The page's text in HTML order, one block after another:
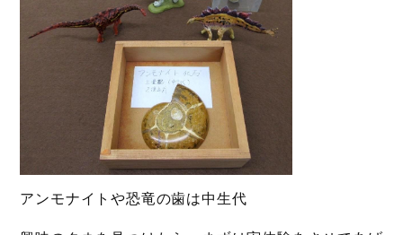
アンモナイトや恐竜の歯は中生代